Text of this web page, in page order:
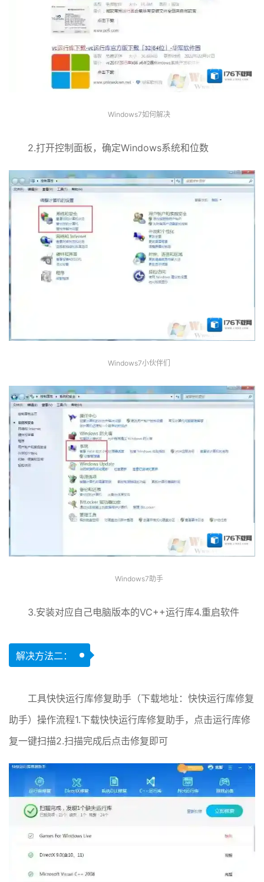
Windows7如何解决
2.打开控制面板，确定Windows系统和位数
Windows7小伙伴们
Windows7助手
3.安装对应自己电脑版本的VC++运行库4.重启软件
解决方法二：
工具快快运行库修复助手（下载地址：快快运行库修复
助手）操作流程1.下载快快运行库修复助手，点击运行库修
复一键扫描2.扫描完成后点击修复即可